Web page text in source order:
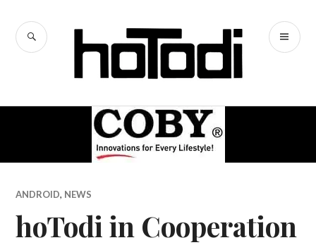
Inhalt
springen
hoTodi
SUCHE
ANDROID, NEWS
hoTodi in Cooperation